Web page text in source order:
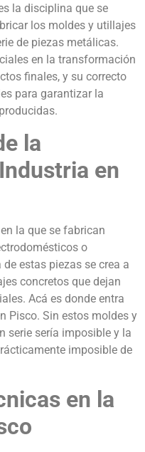
la disciplina que se
los moldes y utillajes
de piezas metálicas.
en la transformación
finales, y su correcto
para garantizar la
la
en
la que se fabrican
o
estas piezas se crea a
concretos que dejan
Acá es donde entra
Pisco. Sin estos moldes y
serie sería imposible y la
imposible de
en la